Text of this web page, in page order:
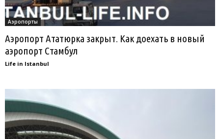
Аэропорты
Аэропорт Ататюрка закрыт. Как доехать в новый
аэропорт Стамбул
Life in Istanbul